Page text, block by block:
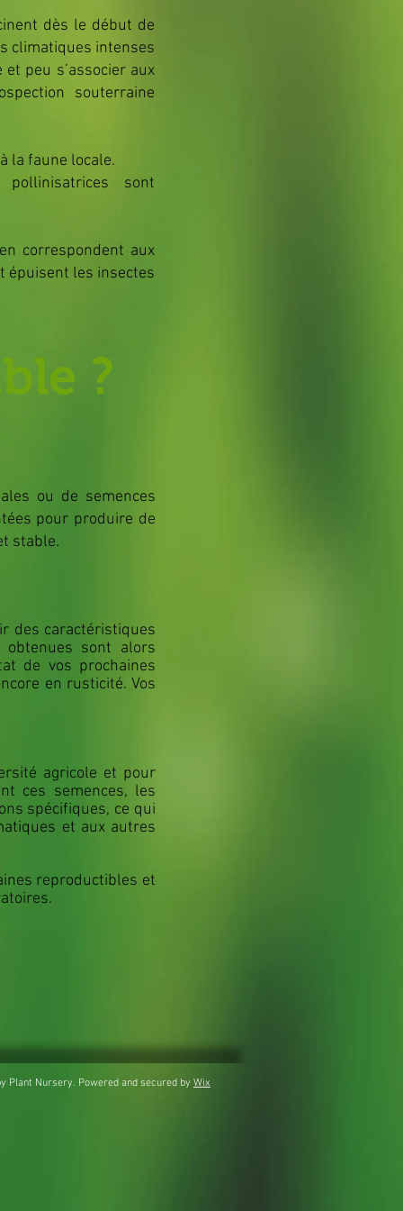
dès le début de
climatiques intenses
peu s’associer aux
souterraine
la faune locale.
sont
correspondent aux
épuisent les insectes
?
ou de semences
pour produire de
stable.
des caractéristiques
obtenues sont alors
de vos prochaines
en rusticité. Vos
agricole et pour
ces semences, les
spécifiques, ce qui
et aux autres
reproductibles et
Plant Nursery. Powered and secured by Wix